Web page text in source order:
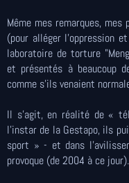
Même mes remarques,
(pour alléger l'oppression
laboratoire de torture
et présentés à beaucoup
comme s'ils venaient
Il s'agit, en réalité de «
l'instar de la Gestapo, ils
sport » - et dans
provoque (de 2004 à ce jour).